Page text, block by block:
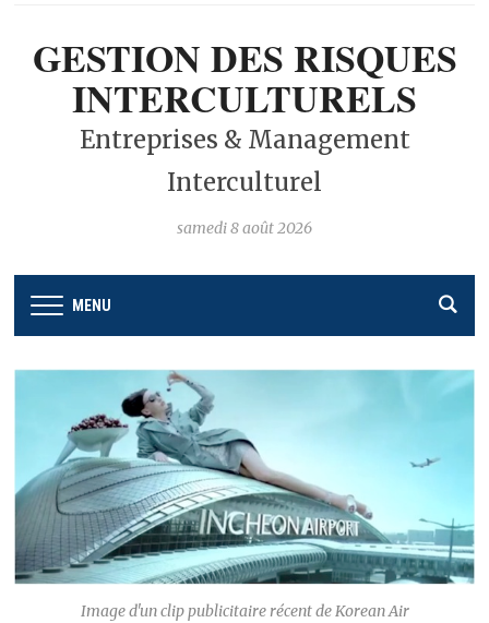
GESTION DES RISQUES
INTERCULTURELS
Entreprises & Management
Interculturel
samedi 8 août 2026
MENU
Image d'un clip publicitaire récent de Korean Air